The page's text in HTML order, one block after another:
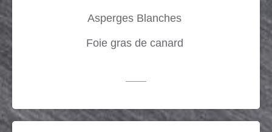
Asperges Blanches
Foie gras de canard